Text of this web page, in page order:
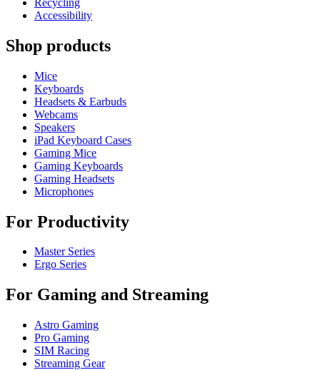
Accessibility
Shop products
Mice
Keyboards
Headsets & Earbuds
Webcams
Speakers
iPad Keyboard Cases
Gaming Mice
Gaming Keyboards
Gaming Headsets
Microphones
For Productivity
Master Series
Ergo Series
For Gaming and Streaming
Astro Gaming
Pro Gaming
SIM Racing
Streaming Gear